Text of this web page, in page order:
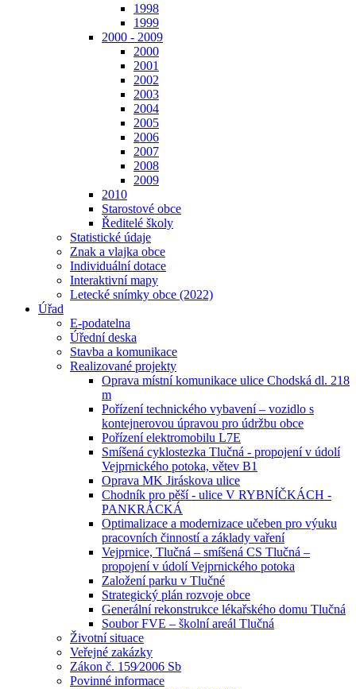
1998
1999
2000 - 2009
2000
2001
2002
2003
2004
2005
2006
2007
2008
2009
2010
Starostové obce
Ředitelé školy
Statistické údaje
Znak a vlajka obce
Individuální dotace
Interaktivní mapy
Letecké snímky obce (2022)
Úřad
E-podatelna
Úřední deska
Stavba a komunikace
Realizované projekty
Oprava místní komunikace ulice Chodská dl. 218
m
Pořízení technického vybavení – vozidlo s
kontejnerovou úpravou pro údržbu obce
Pořízení elektromobilu L7E
Smíšená cyklostezka Tlučná - propojení v údolí
Vejprnického potoka, větev B1
Oprava MK Jiráskova ulice
Chodník pro pěší - ulice V RYBNÍČKÁCH -
PANKRÁCKÁ
Optimalizace a modernizace učeben pro výuku
pracovních činností a základy vaření
Vejprnice, Tlučná – smíšená CS Tlučná –
propojení v údolí Vejprnického potoka
Založení parku v Tlučné
Strategický plán rozvoje obce
Generální rekonstrukce lékařského domu Tlučná
Soubor FVE – školní areál Tlučná
Životní situace
Veřejné zakázky
Zákon č. 159⁄2006 Sb
Povinné informace